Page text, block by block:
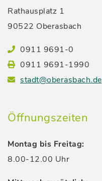
Rathausplatz 1
90522 Oberasbach
0911 9691-0
0911 9691-1990
stadt@oberasbach.de
Öffnungszeiten
Montag bis Freitag:
8.00-12.00 Uhr